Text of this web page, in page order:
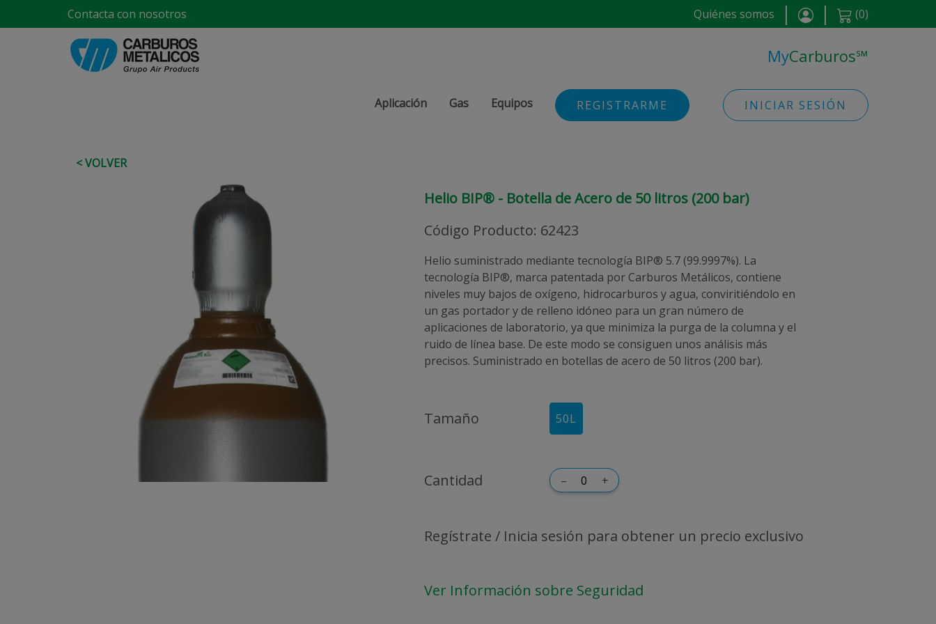
Contacta con nosotros Quiénes somos (0)
MyCarburos℠
Aplicación Gas Equipos REGISTRARME INICIAR SESIÓN
< VOLVER
Helio BIP® - Botella de Acero de 50 litros (200 bar)
Código Producto: 62423
Helio suministrado mediante tecnología BIP® 5.7 (99.9997%). La
tecnología BIP®, marca patentada por Carburos Metálicos, contiene
niveles muy bajos de oxígeno, hidrocarburos y agua, conviritiéndolo en
un gas portador y de relleno idóneo para un gran número de
aplicaciones de laboratorio, ya que minimiza la purga de la columna y el
ruido de línea base. De este modo se consiguen unos análisis más
precisos. Suministrado en botellas de acero de 50 litros (200 bar).
Tamaño 50L
Cantidad – +
Regístrate / Inicia sesión para obtener un precio exclusivo
Ver Información sobre Seguridad